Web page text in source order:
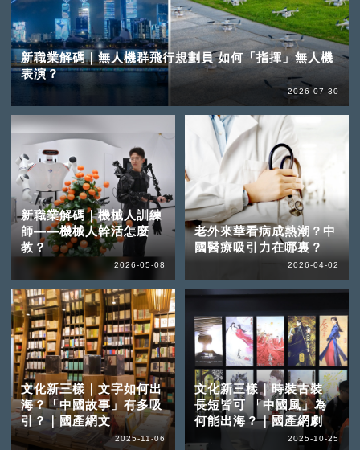
新職業解碼｜無人機群飛行規劃員 如何「指揮」無人機
表演？
2026-07-30
新職業解碼｜機械人訓練
師——機械人幹活怎麼
教？
2026-05-08
老外來華看病成熱潮？中
國醫療吸引力在哪裏？
2026-04-02
文化新三樣｜文字如何出
海？「中國故事」有多吸
引？｜國產網文
2025-11-06
文化新三樣｜時裝古裝
長短皆可 「中國風」為
何能出海？｜國產網劇
2025-10-25